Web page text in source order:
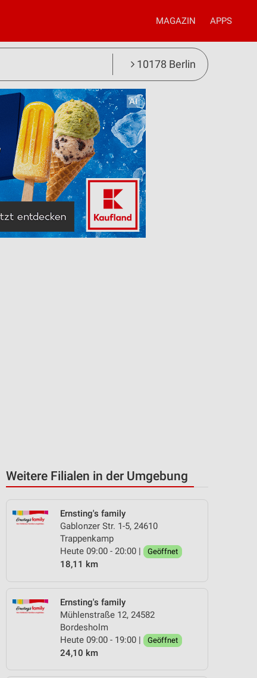
MAGAZIN APPS
10178 Berlin
Weitere Filialen in der Umgebung
Ernsting's family
Gablonzer Str. 1-5, 24610
Trappenkamp
Heute 09:00 - 20:00 |
Geöffnet
18,11 km
Ernsting's family
Mühlenstraße 12, 24582
Bordesholm
Heute 09:00 - 19:00 |
Geöffnet
24,10 km